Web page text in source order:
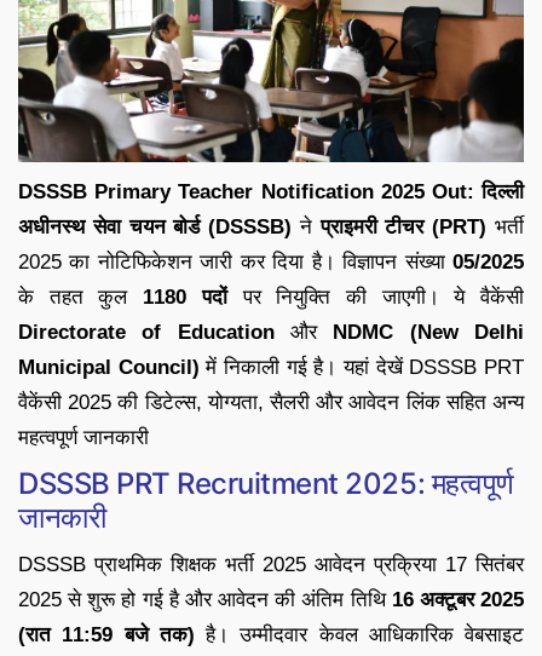
DSSSB Primary Teacher Notification 2025 Out: दिल्ली
अधीनस्थ सेवा चयन बोर्ड (DSSSB) नेप्राइमरी टीचर (PRT) भर्ती
2025 का नोटिफिकेशन जारी कर दिया है। विज्ञापन संख्या 05/2025
के तहत कुल 1180 पदोंपर नियुक्ति की जाएगी। ये वैकेंसी
Directorate of Educationऔर NDMC (New Delhi
Municipal Council) में निकाली गई है। यहां देखें DSSSB PRT
वैकेंसी 2025 की डिटेल्स, योग्यता, सैलरी और आवेदन लिंक सहित अन्य
महत्वपूर्ण जानकारी
DSSSB PRT Recruitment 2025: महत्वपूर्ण
जानकारी
DSSSB प्राथमिक शिक्षक भर्ती 2025 आवेदन प्रक्रिया 17 सितंबर
2025 से शुरू हो गई है और आवेदन की अंतिम तिथि 16 अक्टूबर 2025
(रात 11:59 बजे तक) है। उम्मीदवार केवल आधिकारिक वेबसाइट